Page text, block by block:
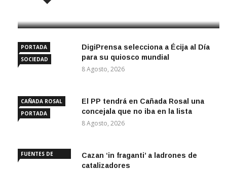
PORTADA
SOCIEDAD
DigiPrensa selecciona a Écija al Día
para su quiosco mundial
8 Agosto, 2026
CAÑADA ROSAL
PORTADA
El PP tendrá en Cañada Rosal una
concejala que no iba en la lista
8 Agosto, 2026
FUENTES DE
Cazan ‘in fraganti’ a ladrones de
catalizadores